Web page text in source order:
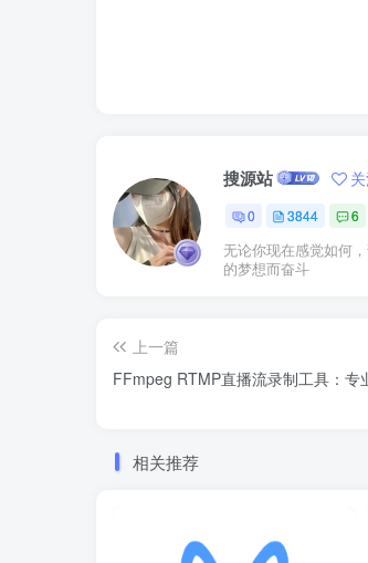
搜源站
0 3844 6
无论你现在感觉如何
的梦想而奋斗
上一篇
FFmpeg RTMP直播流录制工具：专
相关推荐